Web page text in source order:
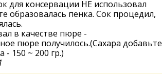
для консервации НЕ использовал
образовалась пенка. Сок процедил,
в качестве пюре -
пюре получилось.(Сахара добавьте
150 ~ 200 гр.)